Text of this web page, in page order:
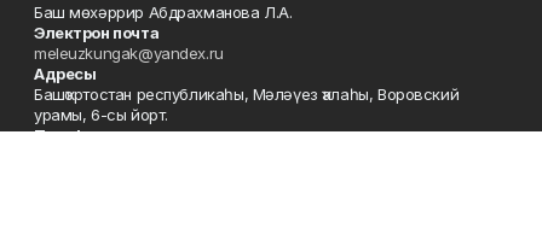
Баш мөхәррир Абдрахманова Л.А.
Электрон почта
meleuzkungak@yandex.ru
Адресы
Башҡортостан республикаһы, Мәләүез ҡалаһы, Воровский
урамы, 6-сы йорт.
Телефон